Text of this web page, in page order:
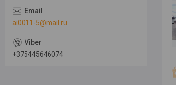
ai0011-5@mail.ru
+375445646074